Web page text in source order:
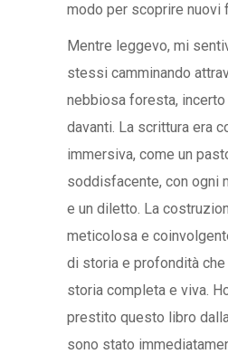
modo per scoprire nuovi
Mentre leggevo, mi
stessi camminando
nebbiosa foresta,
davanti. La scrittura era
immersiva, come un
soddisfacente, con ogni
e un diletto. La
meticolosa e
di storia e profondità
storia completa e viva.
prestito questo libro
sono stato